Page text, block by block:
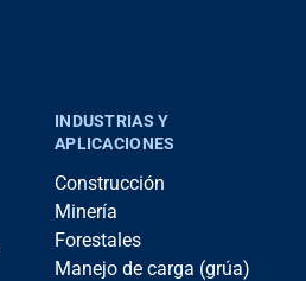
INDUSTRIAS Y
APLICACIONES
Construcción
Minería
Forestales
Manejo de carga (grúa)